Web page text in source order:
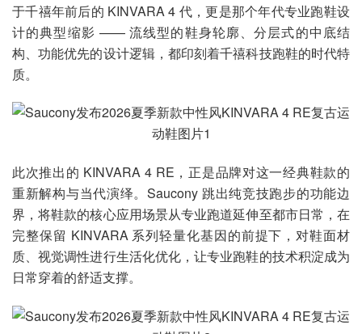
于千禧年前后的 KINVARA 4 代，更是那个年代专业跑鞋设
计的典型缩影 —— 流线型的鞋身轮廓、分层式的中底结
构、功能优先的设计逻辑，都印刻着千禧科技跑鞋的时代特
质。
此次推出的 KINVARA 4 RE，正是品牌对这一经典鞋款的
重新解构与当代演绎。Saucony 跳出纯竞技跑步的功能边
界，将鞋款的核心应用场景从专业跑道延伸至都市日常，在
完整保留 KINVARA 系列轻量化基因的前提下，对鞋面材
质、视觉调性进行生活化优化，让专业跑鞋的技术积淀成为
日常穿着的舒适支撑。